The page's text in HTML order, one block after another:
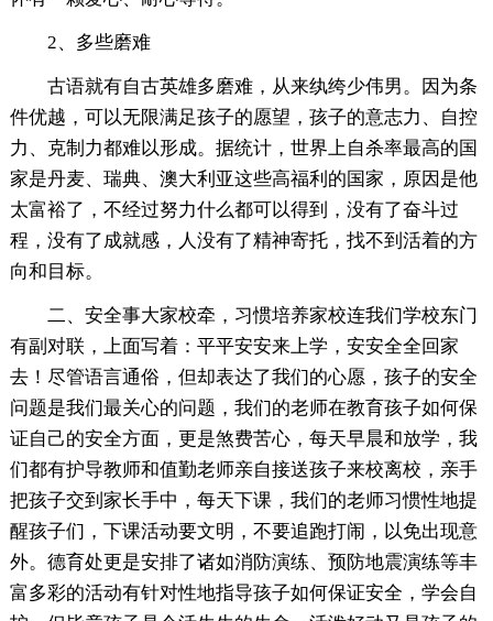
2、多些磨难
古语就有自古英雄多磨难，从来纨绔少伟男。因为条
件优越，可以无限满足孩子的愿望，孩子的意志力、自控
力、克制力都难以形成。据统计，世界上自杀率最高的国
家是丹麦、瑞典、澳大利亚这些高福利的国家，原因是他
太富裕了，不经过努力什么都可以得到，没有了奋斗过
程，没有了成就感，人没有了精神寄托，找不到活着的方
向和目标。
二、安全事大家校牵，习惯培养家校连我们学校东门
有副对联，上面写着：平平安安来上学，安安全全回家
去！尽管语言通俗，但却表达了我们的心愿，孩子的安全
问题是我们最关心的问题，我们的老师在教育孩子如何保
证自己的安全方面，更是煞费苦心，每天早晨和放学，我
们都有护导教师和值勤老师亲自接送孩子来校离校，亲手
把孩子交到家长手中，每天下课，我们的老师习惯性地提
醒孩子们，下课活动要文明，不要追跑打闹，以免出现意
外。德育处更是安排了诸如消防演练、预防地震演练等丰
富多彩的活动有针对性地指导孩子如何保证安全，学会自